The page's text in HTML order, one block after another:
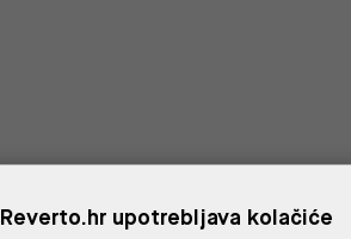
Reverto.hr upotrebljava kolačiće